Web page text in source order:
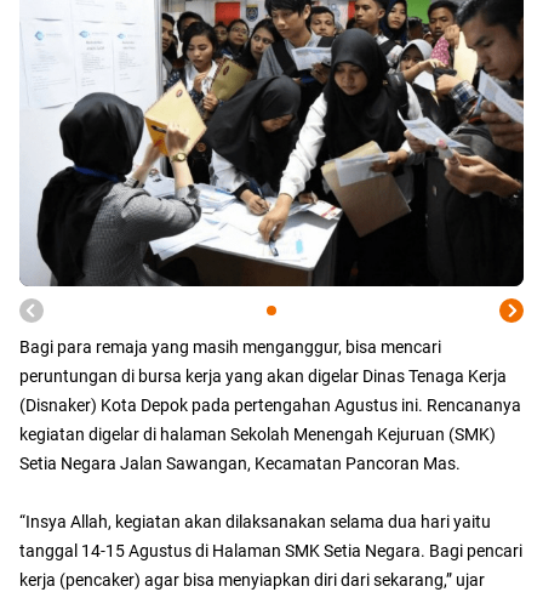
Bagi para remaja yang masih menganggur, bisa mencari
peruntungan di bursa kerja yang akan digelar Dinas Tenaga Kerja
(Disnaker) Kota Depok pada pertengahan Agustus ini. Rencananya
kegiatan digelar di halaman Sekolah Menengah Kejuruan (SMK)
Setia Negara Jalan Sawangan, Kecamatan Pancoran Mas.
“Insya Allah, kegiatan akan dilaksanakan selama dua hari yaitu
tanggal 14-15 Agustus di Halaman SMK Setia Negara. Bagi pencari
kerja (pencaker) agar bisa menyiapkan diri dari sekarang,” ujar